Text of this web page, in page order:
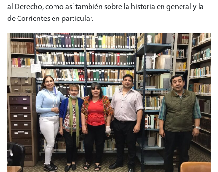
al Derecho, como así también sobre la historia en general y la
de Corrientes en particular.